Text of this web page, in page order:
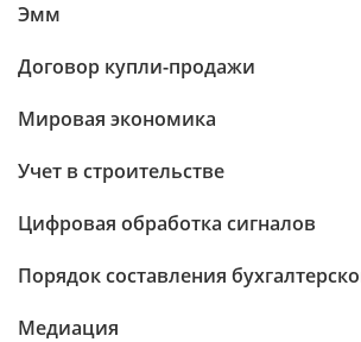
Эмм
Договор купли-продажи
Мировая экономика
Учет в строительстве
Цифровая обработка сигналов
Порядок составления
Медиация